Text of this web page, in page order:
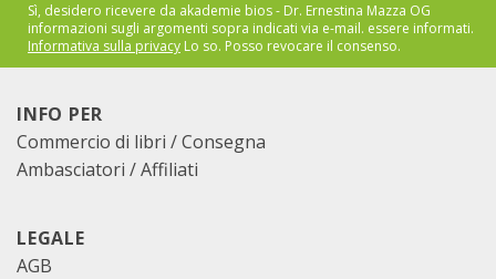
Sì, desidero ricevere da akademie bios - Dr. Ernestina Mazza OG
informazioni sugli argomenti sopra indicati via e-mail. essere informati.
Informativa sulla privacy Lo so. Posso revocare il consenso.
INFO PER
Commercio di libri / Consegna
Ambasciatori / Affiliati
LEGALE
AGB